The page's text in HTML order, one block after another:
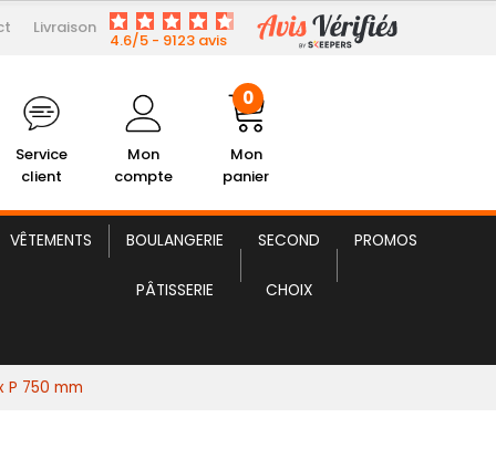
Livraison
4.6/5 - 9123 avis
Service
client
Mon
compte
Mon
panier
0
VÊTEMENTS BOULANGERIE
PÂTISSERIE
SECOND
CHOIX
PROMOS
1 Bac avec Etagère 890,00 € HT
P 750 mm